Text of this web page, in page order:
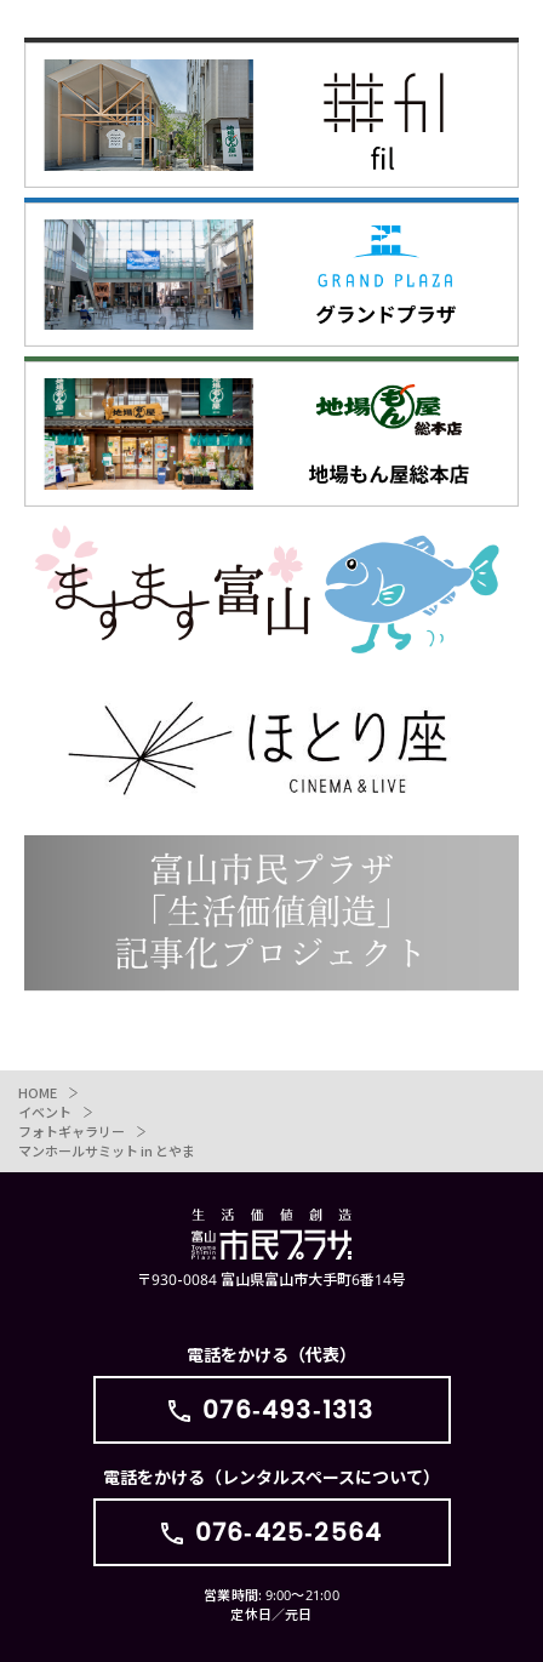
HOME
イベント
フォトギャラリー
マンホールサミット in とやま
〒930-0084 富山県富山市大手町6番14号
電話をかける（代表）
076-493-1313
電話をかける（レンタルスペースについて）
076-425-2564
営業時間: 9:00〜21:00
定休日／元日